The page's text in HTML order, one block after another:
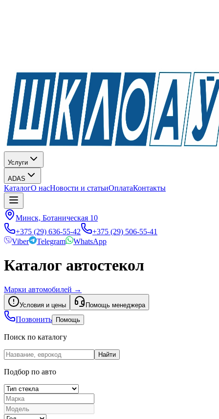
Услуги
ADAS
КаталогО насНовости и статьиОплатаКонтакты
Минск, Ботаническая 10
+375 (29) 636-55-42
+375 (29) 506-55-41
Viber
Telegram WhatsApp
Каталог автостекол
Марки автомобилей →
Условия и цены Помощь менеджера
Позвонить Помощь
Поиск по каталогу
Найти
Подбор по авто